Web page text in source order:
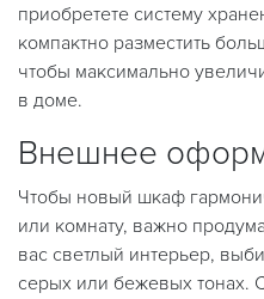
приобретете систему
компактно разместить
чтобы максимально
в доме.
Внешнее
Чтобы новый шкаф
или комнату, важно
вас светлый интерьер,
серых или бежевых тонах.